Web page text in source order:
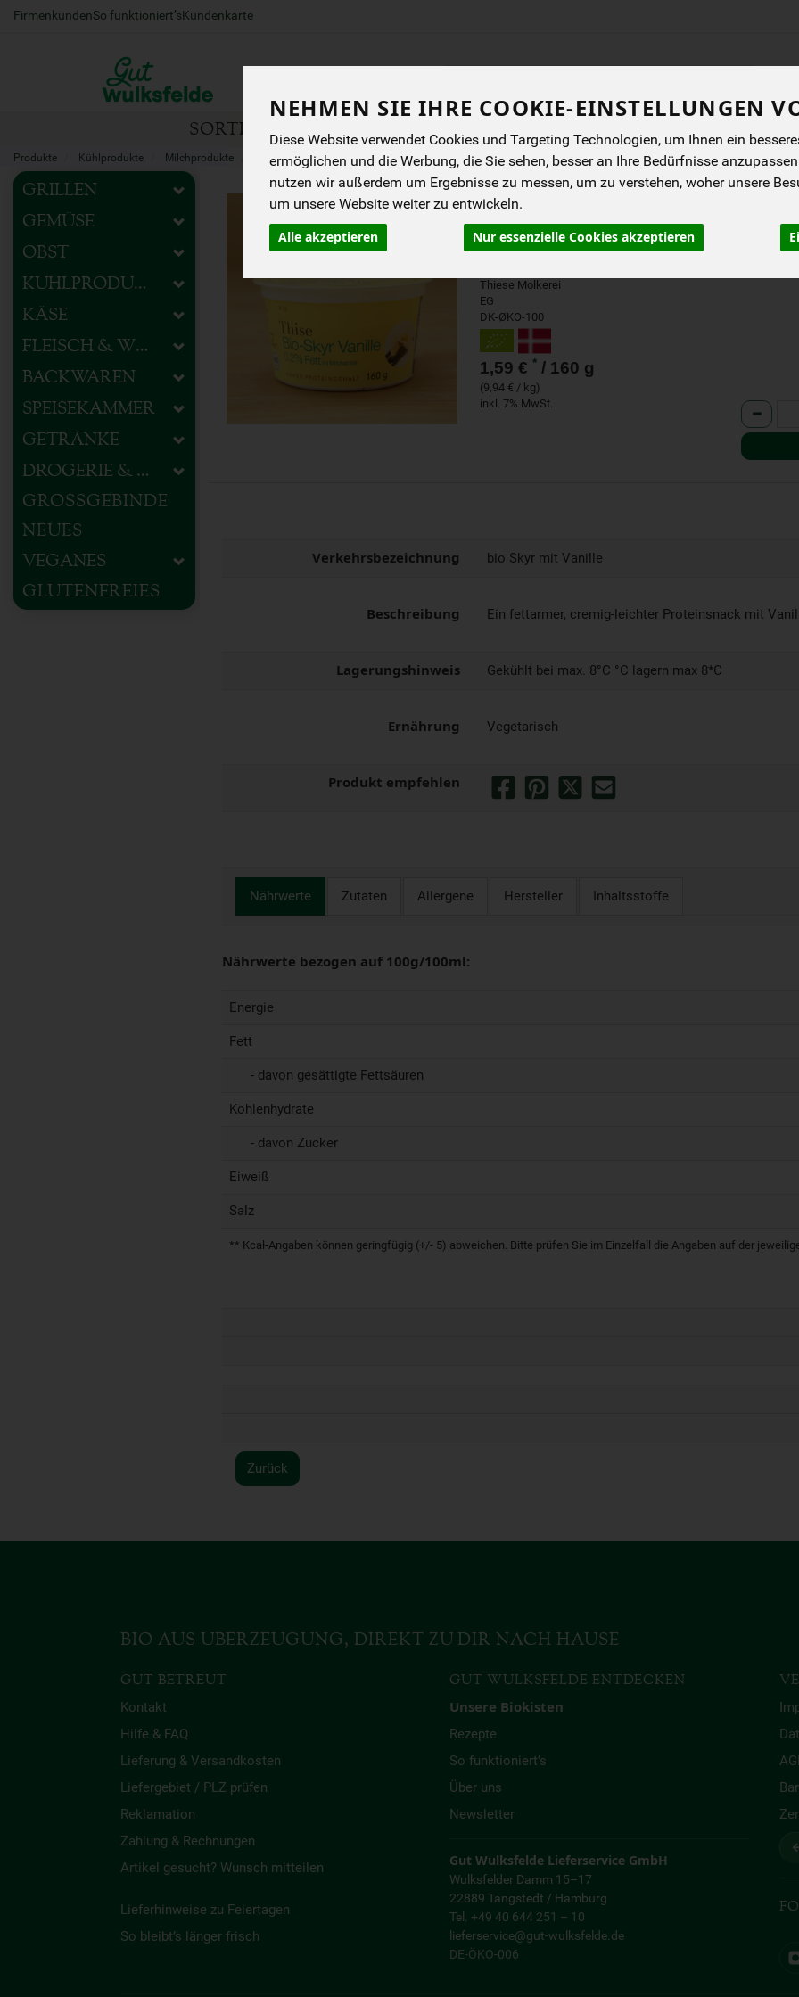
NEHMEN SIE IHRE COOKIE-EINSTELLUNGEN
Diese Website verwendet Cookies und Targeting Technologien, um Ihnen ein
ermöglichen und die Werbung, die Sie sehen, besser an Ihre Bedürfnisse
nutzen wir außerdem um Ergebnisse zu messen, um zu verstehen, woher unsere
um unsere Website weiter zu entwickeln.
Alle akzeptieren Nur essenzielle Cookies akzeptieren
FirmenkundenSo funktioniert’sKundenkarte
SORTIMENT HOFEIGENES BIOKISTEN ANGEBOTE NEUES
Produkte Kühlprodukte Milchprodukte Molkereiprodukte
GRILLEN
GEMÜSE
OBST
KÜHLPRODUKTE
KÄSE
FLEISCH & WURST
BACKWAREN
SPEISEKAMMER
GETRÄNKE
DROGERIE & HAUSHALT
GROSSGEBINDE
NEUES
VEGANES
GLUTENFREIES
SKYR VANILLE 0,2 % 160 G
Bio Skyr Vanille
Thiese Molkerei
EG
DK-ØKO-100
1,59 € * / 160 g
(9,94 € / kg)
inkl. 7% MwSt.
Anzahl
Verkehrsbezeichnung bio Skyr mit Vanille
Beschreibung Ein fettarmer, cremig-leichter Proteinsnack mit
Lagerungshinweis Gekühlt bei max. 8°C °C lagern max 8*C
Ernährung Vegetarisch
Produkt empfehlen
Nährwerte Zutaten Allergene Hersteller Inhaltsstoffe
Nährwerte bezogen auf 100g/100ml:
Energie
Fett
- davon gesättigte Fettsäuren
Kohlenhydrate
- davon Zucker
Eiweiß
Salz
** Kcal-Angaben können geringfügig (+/- 5) abweichen. Bitte prüfen Sie im Einzelfall die Angaben auf der
Zurück
BIO AUS ÜBERZEUGUNG, DIREKT ZU DIR NACH HAUSE
GUT BETREUT
Kontakt
Hilfe & FAQ
Lieferung & Versandkosten
Liefergebiet / PLZ prüfen
Reklamation
Zahlung & Rechnungen
Artikel gesucht? Wunsch mitteilen
Lieferhinweise zu Feiertagen
So bleibt’s länger frisch
GUT WULKSFELDE ENTDECKEN
Unsere Biokisten
Rezepte
So funktioniert’s
Über uns
Newsletter
Gut Wulksfelde Lieferservice GmbH
Wulksfelder Damm 15–17
22889 Tangstedt / Hamburg
Tel. +49 40 644 251 – 10
lieferservice@gut-wulksfelde.de
DE-ÖKO-006